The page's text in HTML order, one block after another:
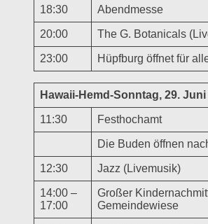
18:30 Abendmesse
20:00 The G. Botanicals
23:00 Hüpfburg öffnet für
Hawaii-Hemd-Sonntag, 29. Juni
11:30 Festhochamt
Die Buden öffnen
12:30 Jazz (Livemusik)
14:00 –
17:00
Großer
Gemeindewiese